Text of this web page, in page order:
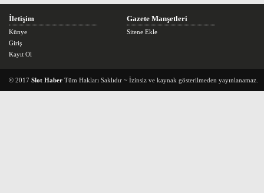
İletişim
Künye
Giriş
Kayıt Ol
Gazete Manşetleri
Sitene Ekle
© 2017 Slot Haber Tüm Hakları Saklıdır ~ İzinsiz ve kaynak gösterilmeden yayınlanamaz.